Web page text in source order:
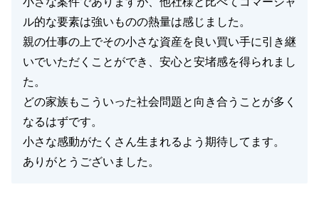
ル的な要素は強いものの熱量は感じました。
親の仕事の上でその小さな資産を良い買い手に引き継
いでいただくことができ、安心と安堵感を得られまし
た。
どの家族もこういった社会問題と向き合うことが多く
なるはずです。
小さな感動がたくさん生まれるよう期待してます。
ありがとうございました。